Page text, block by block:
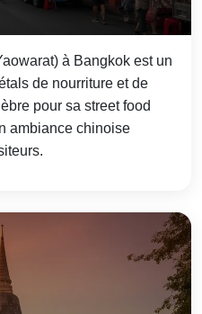
à Bangkok est un
de nourriture et de
pour sa street food
ambiance chinoise